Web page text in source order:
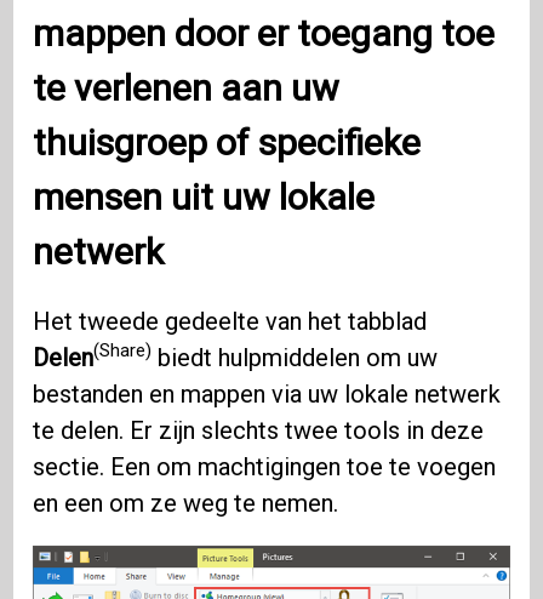
mappen door er toegang toe
te verlenen aan uw
thuisgroep of specifieke
mensen uit uw lokale
netwerk
Het tweede gedeelte van het tabblad
Delen(Share) biedt hulpmiddelen om uw
bestanden en mappen via uw lokale netwerk
te delen. Er zijn slechts twee tools in deze
sectie. Een om machtigingen toe te voegen
en een om ze weg te nemen.